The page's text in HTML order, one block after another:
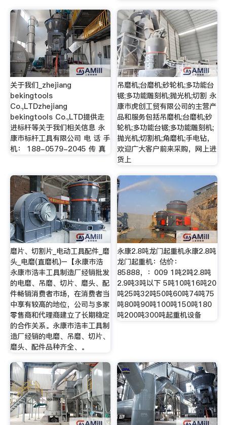
关于我们_zhejiang
bekingtools
Co.,LTDzhejiang
bekingtools Co.,LTD提供走
进标杆等关于我们相关信息 永
康市标杆工具有限公司 电 话 手
机： 188-0579-2045 传 真
吊磨机;台磨机;砂轮机;多功能台
锯;多功能雕刻机;抛光机;切割 永
康市虎创工贸有限公司的主营产
品和服务包括吊磨机;台磨机;砂
轮机;多功能台锯;多功能雕刻机;
抛光机;切割机;角磨机;手电钻，
欢迎广大客户前来采购，网上进
货上
磨片、切割片_电动工具配件_磨
头_电磨(直磨机)–【永康市浩
永康市浩丰工具制造厂经销批发
的电磨、吊磨、切片、磨头、配
件畅销消费者市场，在消费者当
中享有较高的地位，公司与多家
零售商和代理商建立了长期稳定
的合作关系。永康市浩丰工具制
造厂经销的电磨、吊磨、切片、
磨头、配件品种齐全、。
永康2.8吨龙门起重机永康2.8吨
龙门起重机：估价：
85888，：009 1吨2吨2.8吨
2.9吨3吨以下 5吨10吨16吨20
吨25吨32吨50吨60吨74吨75
吨80吨90吨100吨150吨180
吨200吨300吨起重机设备